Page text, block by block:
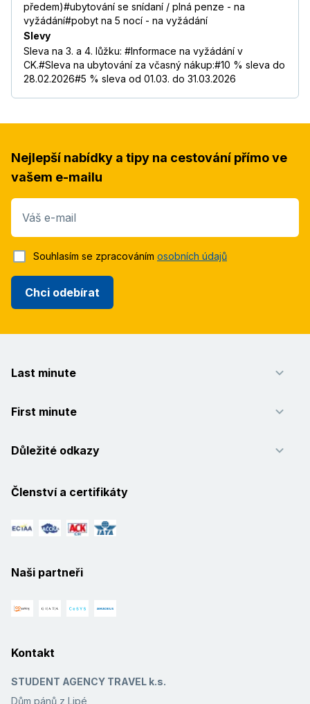
předem)#ubytování se snídaní / plná penze - na
vyžádání#pobyt na 5 nocí - na vyžádání
Slevy
Sleva na 3. a 4. lůžku: #Informace na vyžádání v
CK.#Sleva na ubytování za včasný nákup:#10 % sleva do
28.02.2026#5 % sleva od 01.03. do 31.03.2026
Nejlepší nabídky a tipy na cestování přímo ve
vašem e-mailu
Váš e-mail
Chci odebírat
Souhlasím se zpracováním osobních údajů
Last minute
First minute
Důležité odkazy
Členství a certifikáty
Naši partneři
Kontakt
STUDENT AGENCY TRAVEL k.s.
Dům pánů z Lipé